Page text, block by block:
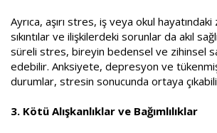
Ayrıca, aşırı stres, iş veya okul
sıkıntılar ve ilişkilerdeki sorunlar da akıl
süreli stres, bireyin bedensel ve zihinsel
edebilir. Anksiyete, depresyon ve
durumlar, stresin sonucunda ortaya
3. Kötü Alışkanlıklar ve Bağımlılıklar